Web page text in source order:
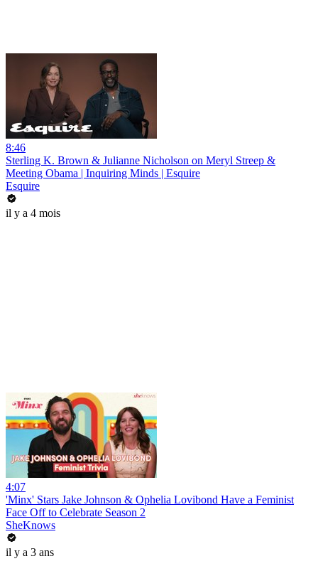
8:46
Sterling K. Brown & Julianne Nicholson on Meryl Streep &
Meeting Obama | Inquiring Minds | Esquire
Esquire
il y a 4 mois
4:07
'Minx' Stars Jake Johnson & Ophelia Lovibond Have a Feminist
Face Off to Celebrate Season 2
SheKnows
il y a 3 ans